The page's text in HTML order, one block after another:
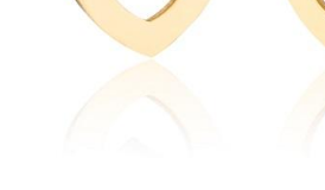
Cele mai votate